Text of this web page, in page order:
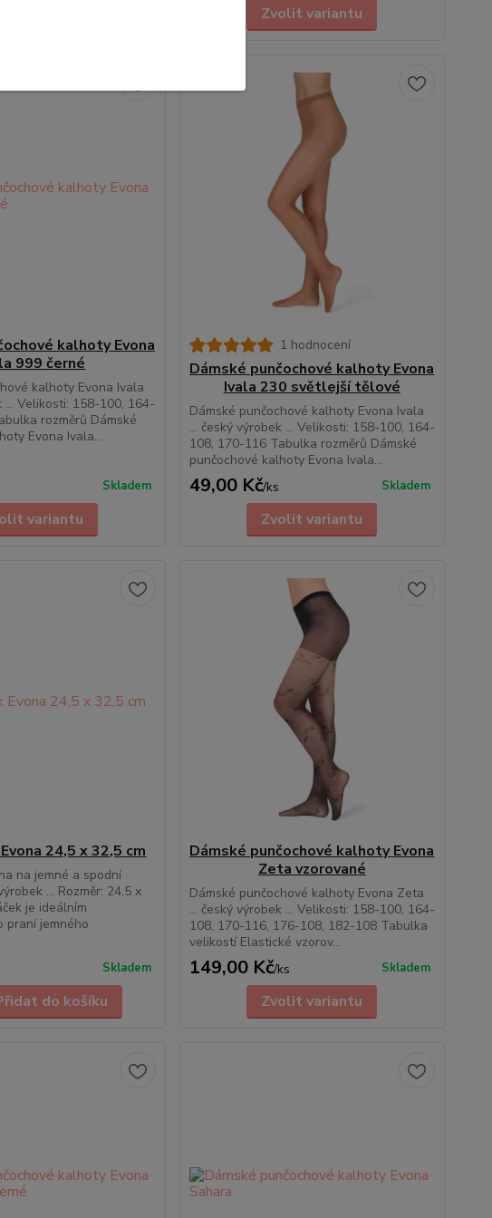
Zvolit variantu
kalhoty Evona
999 černé
kalhoty Evona Ivala
... Velikosti: 158-100, 164-
rozměrů Dámské
Evona Ivala...
Skladem
variantu
1 hodnocení
Dámské punčochové kalhoty Evona
Ivala 230 světlejší tělové
Dámské punčochové kalhoty Evona Ivala
... český výrobek ... Velikosti: 158-100, 164-
108, 170-116 Tabulka rozměrů Dámské
punčochové kalhoty Evona Ivala...
49,00 Kč/ks Skladem
Zvolit variantu
24,5 x 32,5 cm
na jemné a spodní
... Rozměr: 24,5 x
je ideálním
praní jemného
Skladem
do košíku
Dámské punčochové kalhoty Evona
Zeta vzorované
Dámské punčochové kalhoty Evona Zeta
... český výrobek ... Velikosti: 158-100, 164-
108, 170-116, 176-108, 182-108 Tabulka
velikostí Elastické vzorov...
149,00 Kč/ks Skladem
Zvolit variantu